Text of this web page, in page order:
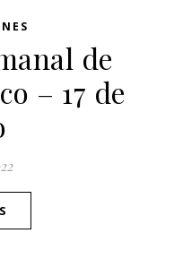
de
– 17 de